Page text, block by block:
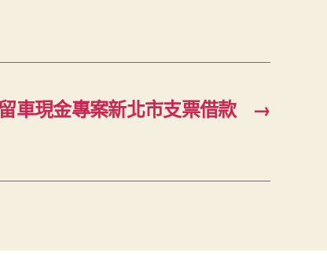
→
車現金專案新北市支票借款